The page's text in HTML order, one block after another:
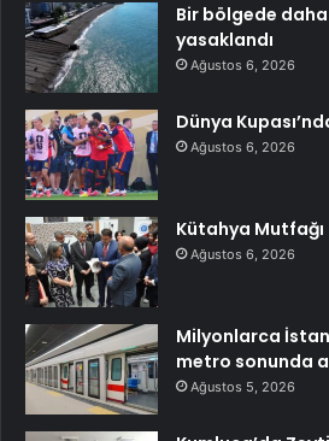
Bir bölgede
yasaklandı
Ağustos 6, 2026
Dünya
Ağustos 6, 2026
Kütahya Mutfağı
Ağustos 6, 2026
Milyonlarca
metro sonunda
Ağustos 5, 2026